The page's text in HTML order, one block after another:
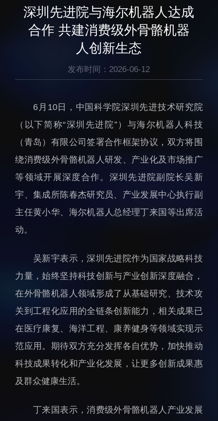
统计数据
研究机构
生物医药与技术研究所
脑认知与脑疾病研究所
合成生物学研究所
材料人工智能研究所
人才概况
人才介绍
人才招聘
博士后
综合处
科研管理处
财务资产处
合作转化处
教育处
党群工作处
监督审计处
支撑平台处
产业发展中心
深圳先进院与海尔机器人达成
合作 共建消费级外骨骼机器
人创新生态
发布时间：2026-06-12
6月10日，中国科学院深圳先进技术研究院
（以下简称“深圳先进院”）与海尔机器人科技
（青岛）有限公司签署合作框架协议，双方将围
绕消费级外骨骼机器人研发、产业化及市场推广
等领域开展深度合作。深圳先进院副院长吴新
宇、集成所陈春杰研究员、产业发展中心执行副
主任黄小华、海尔机器人总经理丁来国等出席活
动。
吴新宇表示，深圳先进院作为国家战略科技
力量，始终坚持科技创新与产业创新深度融合，
在外骨骼机器人领域形成了从基础研究、技术攻
关到工程化应用的全链条创新能力，相关成果已
在医疗康复、海洋工程、康养健身等领域实现示
范应用。期待双方充分发挥各自优势，加快推动
科技成果转化和产业化发展，让更多创新成果惠
及群众健康生活。
丁来国表示，消费级外骨骼机器人产业发展